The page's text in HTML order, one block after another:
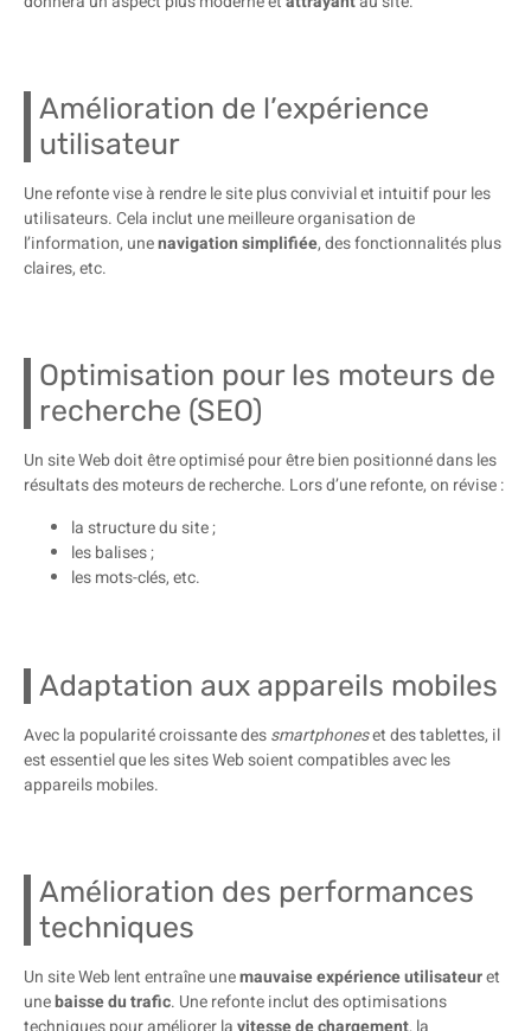
Amélioration de l’expérience
utilisateur
Une refonte vise à rendre le site plus convivial et intuitif pour les
utilisateurs. Cela inclut une meilleure organisation de
l’information, unenavigation simplifiée, des fonctionnalités plus
claires, etc.
Optimisation pour les moteurs de
recherche (SEO)
Un site Web doit être optimisé pour être bien positionné dans les
résultats des moteurs de recherche. Lors d’une refonte, on révise :
la structure du site ;
les balises ;
les mots-clés, etc.
Adaptation aux appareils mobiles
Avec la popularité croissante dessmartphoneset des tablettes, il
est essentiel que les sites Web soient compatibles avec les
appareils mobiles.
Amélioration des performances
techniques
Un site Web lent entraîne unemauvaise expérience utilisateuret
unebaisse du trafic. Une refonte inclut des optimisations